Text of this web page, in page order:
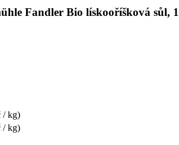
Fandler Bio lískooříšková sůl,
/ kg)
/ kg)